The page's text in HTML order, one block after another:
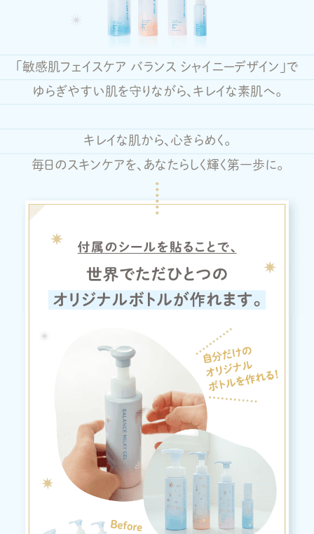
「敏感肌フェイスケア バランス シャイニーデザイン」で
ゆらぎやすい肌を守りながら、キレイな素肌へ。
キレイな肌から、心きらめく。
毎日のスキンケアを、あなたらしく輝く第一歩に。